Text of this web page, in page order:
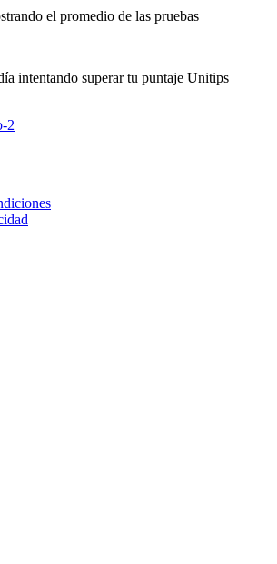
intentando superar tu puntaje Unitips